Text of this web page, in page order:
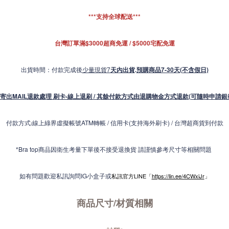
***支持全球配送***
台灣訂單滿$3000超商免運 / $5000宅配免運
出貨時間：付款完成後少量現貨7天內出貨.預購商品7-30天(不含假日)
出MAIL退款處理 刷卡-線上退刷 / 其餘付款方式由退購物金方式退款(可隨時申請
付款方式:線上綠界虛擬帳號ATM轉帳 / 信用卡(支持海外刷卡) / 台灣超商貨到付款
*Bra top商品因衛生考量下單後不接受退換貨 請謹慎參考尺寸等相關問題
如有問題歡迎私訊詢問IG小盒子或私訊官方LINE「https://lin.ee/4CWxiJr」
商品尺寸/材質相關